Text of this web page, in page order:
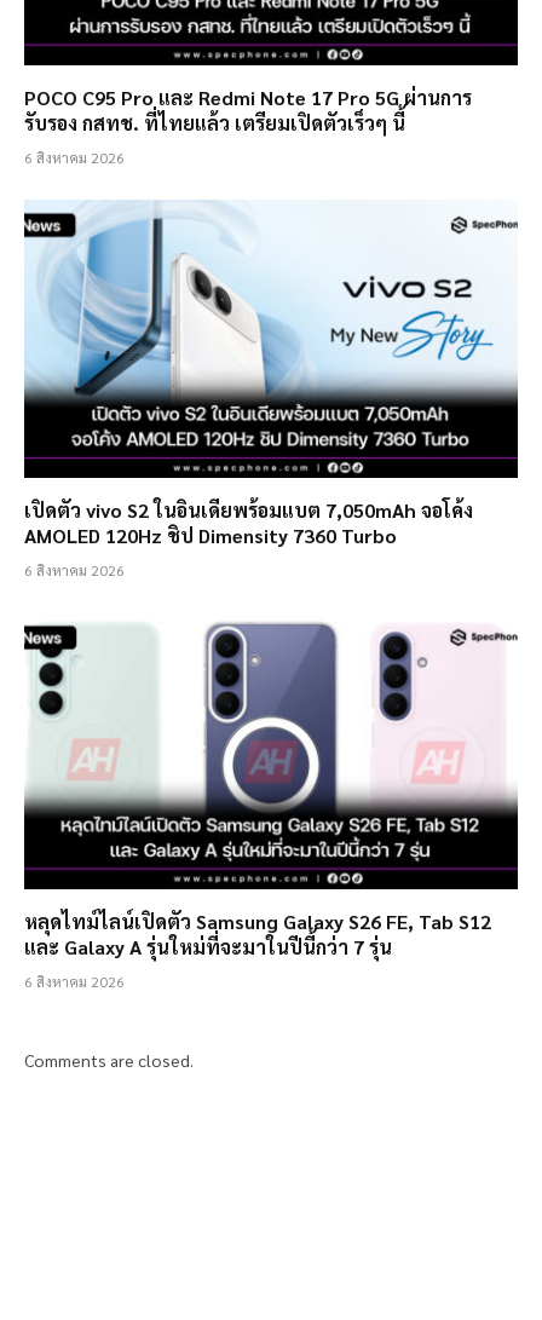
POCO C95 Pro และ Redmi Note 17 Pro 5G ผ่านการ
รับรอง กสทช. ที่ไทยแล้ว เตรียมเปิดตัวเร็วๆ นี้
6 สิงหาคม 2026
เปิดตัว vivo S2 ในอินเดียพร้อมแบต 7,050mAh จอโค้ง
AMOLED 120Hz ชิป Dimensity 7360 Turbo
6 สิงหาคม 2026
หลุดไทม์ไลน์เปิดตัว Samsung Galaxy S26 FE, Tab S12
และ Galaxy A รุ่นใหม่ที่จะมาในปีนี้กว่า 7 รุ่น
6 สิงหาคม 2026
Comments are closed.